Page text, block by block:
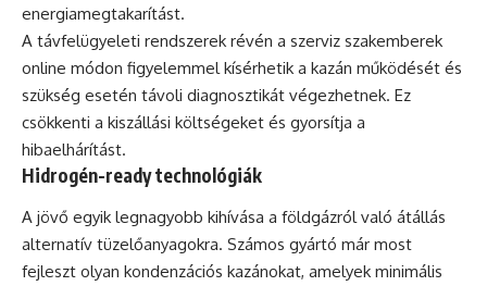
energiamegtakarítást.
A távfelügyeleti rendszerek révén a szerviz szakemberek
online módon figyelemmel kísérhetik a kazán működését és
szükség esetén távoli diagnosztikát végezhetnek. Ez
csökkenti a kiszállási költségeket és gyorsítja a
hibaelhárítást.
Hidrogén-ready technológiák
A jövő egyik legnagyobb kihívása a földgázról való átállás
alternatív tüzelőanyagokra. Számos gyártó már most
fejleszt olyan kondenzációs kazánokat, amelyek minimális